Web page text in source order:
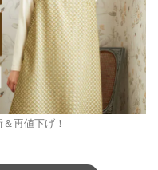
再値下げ！